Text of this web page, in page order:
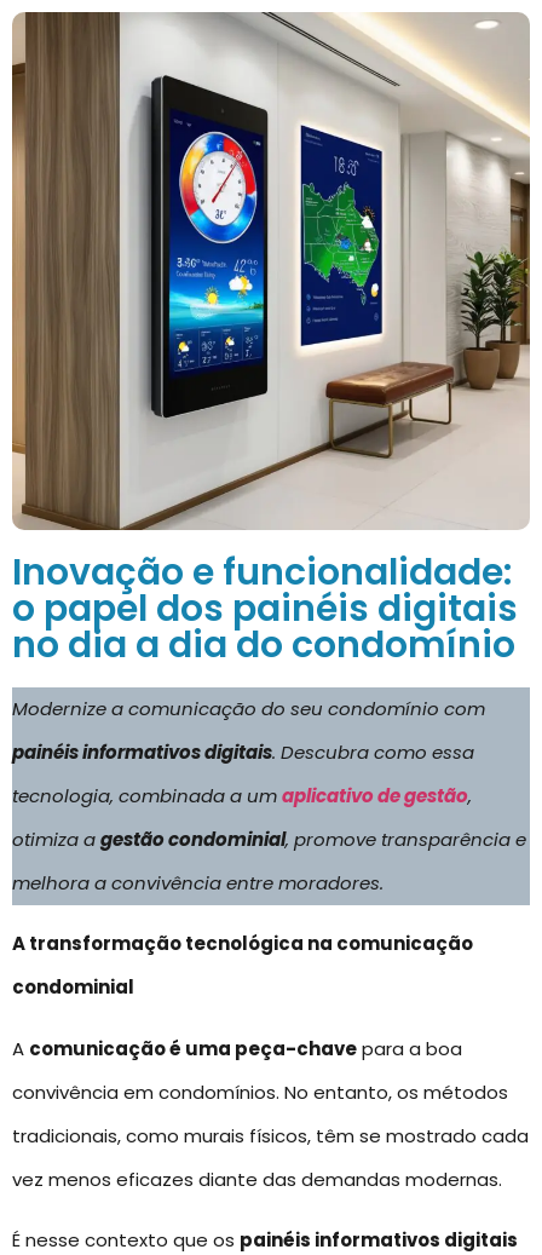
Inovação e funcionalidade:
o papel dos painéis digitais
no dia a dia do condomínio
Modernize a comunicação do seu condomínio com
painéis informativos digitais. Descubra como essa
tecnologia, combinada a umaplicativo de gestão,
otimiza agestão condominial, promove transparência e
melhora a convivência entre moradores.
A transformação tecnológica na comunicação
condominial
A comunicação é uma peça-chavepara a boa
convivência em condomínios. No entanto, os métodos
tradicionais, como murais físicos, têm se mostrado cada
vez menos eficazes diante das demandas modernas.
É nesse contexto que os painéis informativos digitais